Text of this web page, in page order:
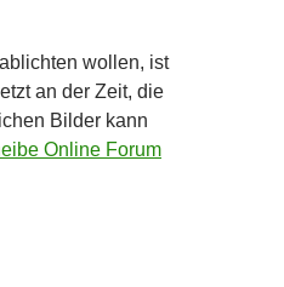
wollen, ist
an der Zeit, die
Bilder kann
Online Forum